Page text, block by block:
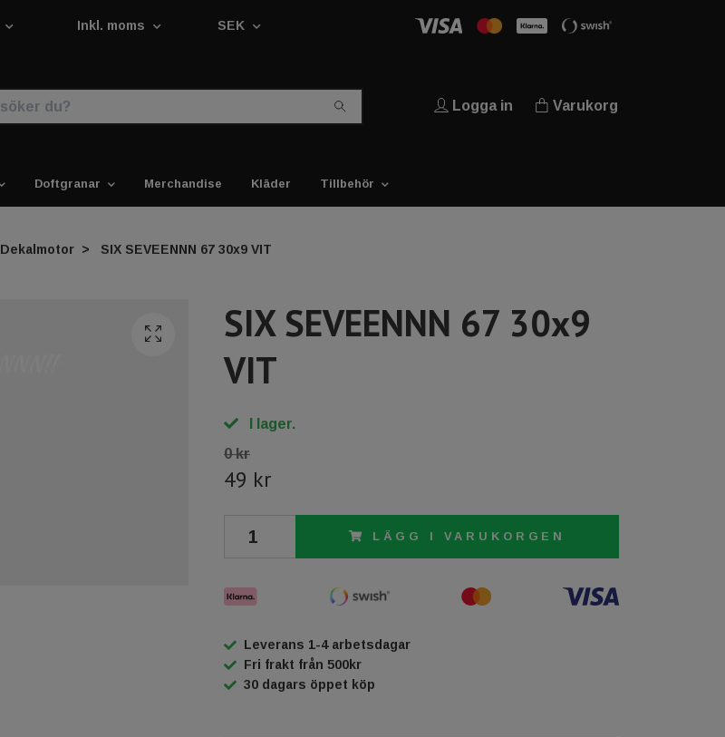
Inkl. moms SEK
Logga in Varukorg
Doftgranar Merchandise Kläder Tillbehör
Dekalmotor SIX SEVEENNN 67 30x9 VIT
SIX SEVEENNN 67 30x9
VIT
I lager.
0 kr
49 kr
LÄGG I VARUKORGEN
Leverans 1-4 arbetsdagar
Fri frakt från 500kr
30 dagars öppet köp